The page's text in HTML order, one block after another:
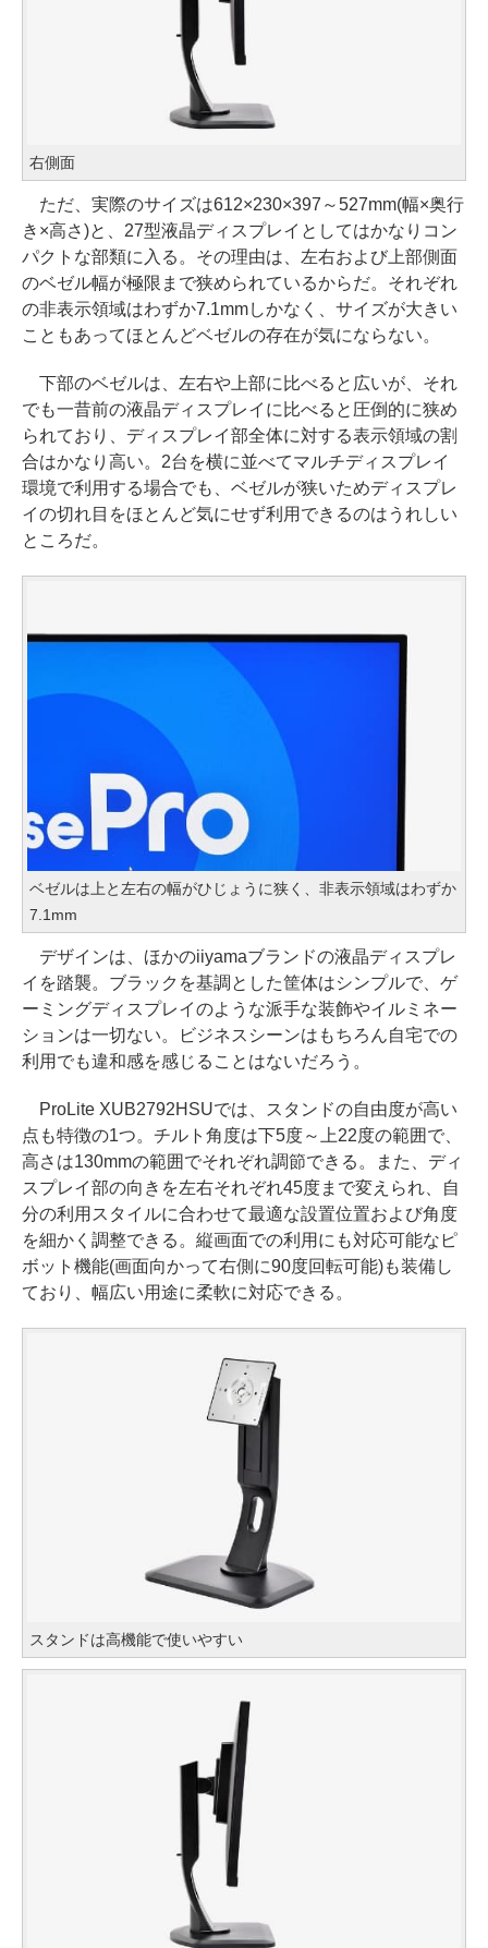
右側面
ただ、実際のサイズは612×230×397～527mm(幅×奥行
き×高さ)と、27型液晶ディスプレイとしてはかなりコン
パクトな部類に入る。その理由は、左右および上部側面
のベゼル幅が極限まで狭められているからだ。それぞれ
の非表示領域はわずか7.1mmしかなく、サイズが大きい
こともあってほとんどベゼルの存在が気にならない。
下部のベゼルは、左右や上部に比べると広いが、それ
でも一昔前の液晶ディスプレイに比べると圧倒的に狭め
られており、ディスプレイ部全体に対する表示領域の割
合はかなり高い。2台を横に並べてマルチディスプレイ
環境で利用する場合でも、ベゼルが狭いためディスプレ
イの切れ目をほとんど気にせず利用できるのはうれしい
ところだ。
ベゼルは上と左右の幅がひじょうに狭く、非表示領域はわずか
7.1mm
デザインは、ほかのiiyamaブランドの液晶ディスプレ
イを踏襲。ブラックを基調とした筐体はシンプルで、ゲ
ーミングディスプレイのような派手な装飾やイルミネー
ションは一切ない。ビジネスシーンはもちろん自宅での
利用でも違和感を感じることはないだろう。
ProLite XUB2792HSUでは、スタンドの自由度が高い
点も特徴の1つ。チルト角度は下5度～上22度の範囲で、
高さは130mmの範囲でそれぞれ調節できる。また、ディ
スプレイ部の向きを左右それぞれ45度まで変えられ、自
分の利用スタイルに合わせて最適な設置位置および角度
を細かく調整できる。縦画面での利用にも対応可能なピ
ボット機能(画面向かって右側に90度回転可能)も装備し
ており、幅広い用途に柔軟に対応できる。
スタンドは高機能で使いやすい